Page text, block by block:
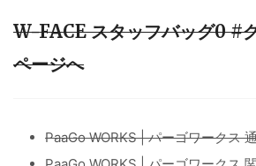
W-FACE スタッフバッグ0 #
ページへ
PaaGo WORKS | パーゴワークス